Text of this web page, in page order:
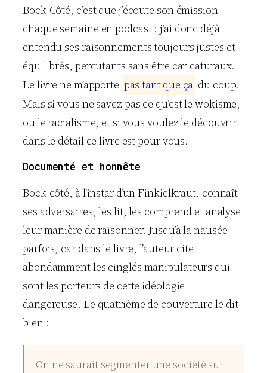
Bock-Côté, c’est que j’écoute son émission
chaque semaine en podcast : j’ai donc déjà
entendu ses raisonnements toujours justes et
équilibrés, percutants sans être caricaturaux.
Le livre ne m’apporte pas tantque ça du coup.
Mais si vous ne savez pas ce qu’est le wokisme,
ou le racialisme, et si vous voulez le découvrir
dans le détail ce livre est pour vous.
Documenté et honnête
Bock-côté, à l’instar d’un Finkielkraut, connaît
ses adversaires, les lit, les comprend et analyse
leur manière de raisonner. Jusqu’à la nausée
parfois, car dans le livre, l’auteur cite
abondamment les cinglés manipulateurs qui
sont les porteurs de cette idéologie
dangereuse. Le quatrième de couverture le dit
bien :
On ne saurait segmenter une société sur